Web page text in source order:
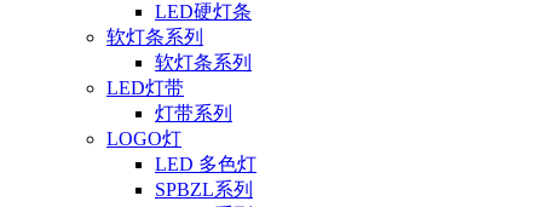
LED硬灯条
软灯条系列
软灯条系列
LED灯带
灯带系列
LOGO灯
LED 多色灯
SPBZL系列